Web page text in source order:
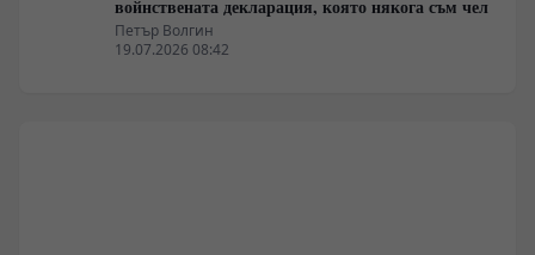
войнствената декларация, която някога съм чел
Петър Волгин
19.07.2026 08:42